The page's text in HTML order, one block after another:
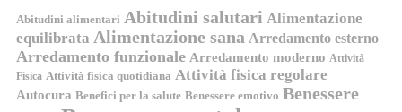
Abitudini alimentari Abitudini salutari Alimentazione
equilibrata Alimentazione sana Arredamento esterno
Arredamento funzionale Arredamento moderno Attività
Fisica Attività fisica quotidiana Attività fisica regolare
Autocura Benefici per la salute Benessere emotivo Benessere